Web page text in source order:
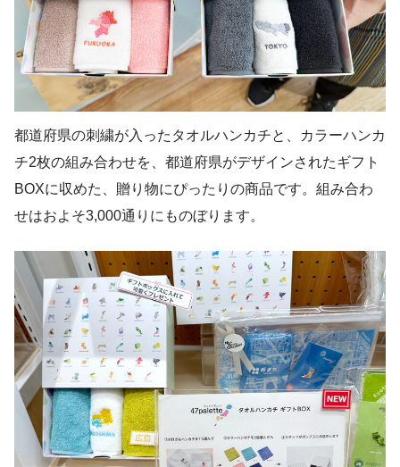
都道府県の刺繍が入ったタオルハンカチと、カラーハンカ
チ2枚の組み合わせを、都道府県がデザインされたギフト
BOXに収めた、贈り物にぴったりの商品です。組み合わ
せはおよそ3,000通りにものぼります。